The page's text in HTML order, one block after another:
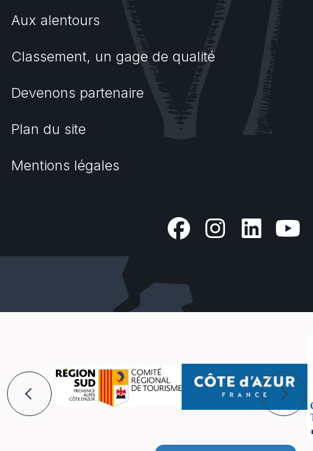
Aux alentours
Classement, un gage de qualité
Devenons partenaire
Plan du site
Mentions légales